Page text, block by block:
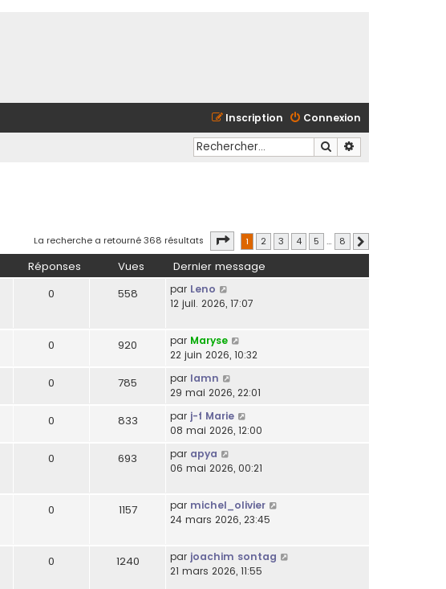
Connexion
Inscription
Rechercher
La recherche a retourné 368 résultats Page sur 8
1 2 3 4 5 … 8
Réponses Vues Dernier message
0 558 par Leno
12 juil. 2026, 17:07
0 920 par Maryse
22 juin 2026, 10:32
0 785 par lamn
29 mai 2026, 22:01
0 833 par j-f Marie
08 mai 2026, 12:00
0 693 par apya
06 mai 2026, 00:21
0 1157 par michel_olivier
24 mars 2026, 23:45
0 1240 par joachim sontag
21 mars 2026, 11:55